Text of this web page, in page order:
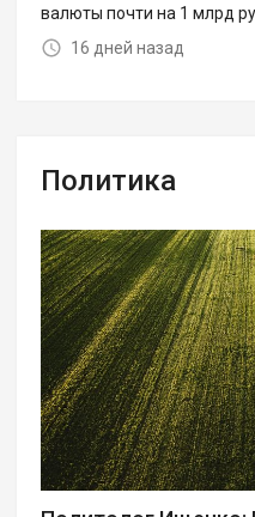
валюты почти на 1 млрд
16 дней назад
Политика